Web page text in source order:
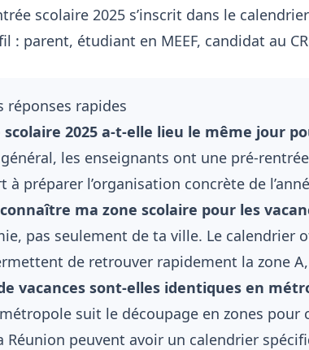
scolaire 2025 s’inscrit dans le
: parent, étudiant en MEEF, candidat au
réponses rapides
2025 a-t-elle lieu le même jour
les enseignants ont une pré-rentrée
à préparer l’organisation concrète de
ma zone scolaire pour les
pas seulement de ta ville. Le calendrier
de retrouver rapidement la zone A,
vacances sont-elles identiques en
suit le découpage en zones pour
Réunion peuvent avoir un calendrier